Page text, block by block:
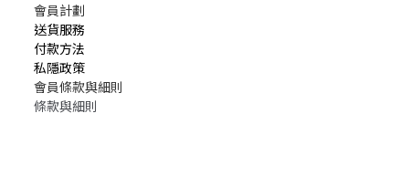
會員計劃
送貨服務
付款方法
私隱政策
會員條款與細則
條款與細則